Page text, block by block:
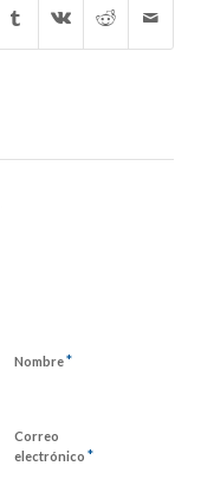
Nombre*
Correo
electrónico *